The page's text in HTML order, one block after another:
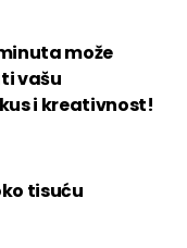
može
vašu
i kreativnost!
tisuću